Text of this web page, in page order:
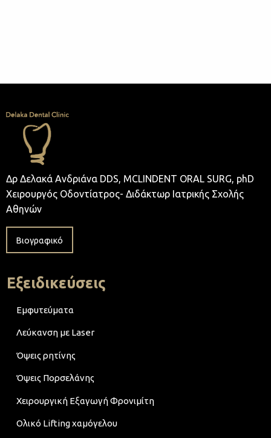
Δρ Δελακά Ανδριάνα DDS, MCLINDENT ORAL SURG, phD
Χειρουργός Οδοντίατρος- Διδάκτωρ Ιατρικής Σχολής
Αθηνών
Βιογραφικό
Εξειδικεύσεις
Εμφυτεύματα
Λεύκανση με Laser
Όψεις ρητίνης
Όψεις Πορσελάνης
Χειρουργική Εξαγωγή Φρονιμίτη
Ολικό Lifting χαμόγελου